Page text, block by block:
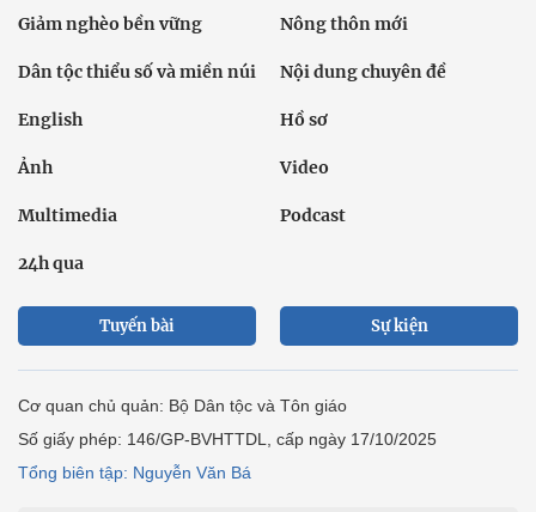
Giảm nghèo bền vững Nông thôn mới
Dân tộc thiểu số và miền núi Nội dung chuyên đề
English Hồ sơ
Ảnh Video
Multimedia Podcast
24h qua
Tuyến bài Sự kiện
Cơ quan chủ quản: Bộ Dân tộc và Tôn giáo
Số giấy phép: 146/GP-BVHTTDL, cấp ngày 17/10/2025
Tổng biên tập: Nguyễn Văn Bá